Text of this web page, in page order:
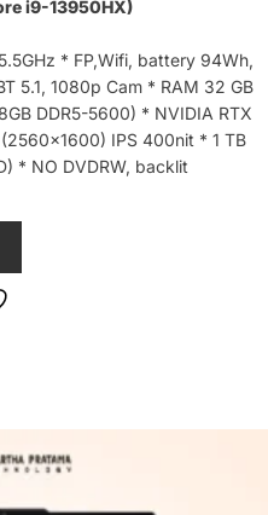
i9-13950HX)
* FP,Wifi, battery 94Wh,
5.1, 1080p Cam * RAM 32 GB
DDR5-5600) * NVIDIA RTX
IPS 400nit * 1 TB
* NO DVDRW, backlit